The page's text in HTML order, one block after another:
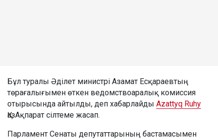
Бұл туралы Әділет министрі Азамат Есқараевтың
төрағалығымен өткен ведомствоаралық комиссия
отырысында айтылды, деп хабарлайды Azattyq Ruhy
ҚазАқпарат сілтеме жасап.
Парламент Сенаты депутаттарының бастамасымен